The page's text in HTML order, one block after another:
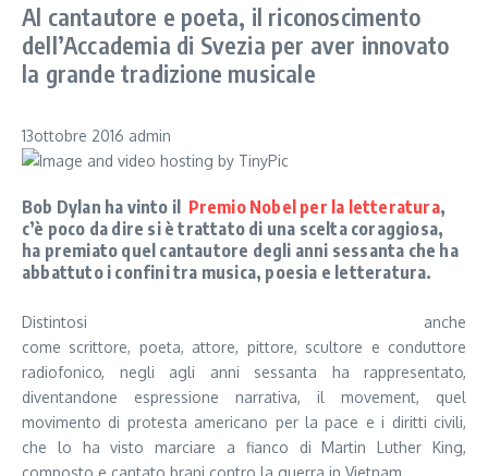
Al cantautore e poeta, il riconoscimento
dell’Accademia di Svezia per aver innovato
la grande tradizione musicale
13ottobre 2016 admin
Bob Dylan ha vinto il Premio Nobel per la letteratura,
c’è poco da dire si è trattato di una scelta coraggiosa,
ha premiato quel cantautore degli anni sessanta che ha
abbattuto i confini tra musica, poesia e letteratura.
Distintosi anche
come scrittore, poeta, attore, pittore, scultore e conduttore
radiofonico, negli agli anni sessanta ha rappresentato,
diventandone espressione narrativa, il movement, quel
movimento di protesta americano per la pace e i diritti civili,
che lo ha visto marciare a fianco di Martin Luther King,
composto e cantato brani contro la guerra in Vietnam.